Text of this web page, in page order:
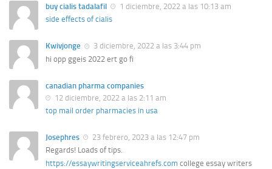
buy cialis tadalafil
1 diciembre, 2022 a las 10:13 am
side effects of cialis
Kwivjonge
3 diciembre, 2022 a las 3:44 pm
hi opp ggeis 2022 ert go fi
canadian pharma companies
12 diciembre, 2022 a las 2:11 am
top mail order pharmacies in usa
Josephres
23 febrero, 2023 a las 12:47 pm
Regards! Loads of tips.
https://essaywritingserviceahrefs.com college essay writers